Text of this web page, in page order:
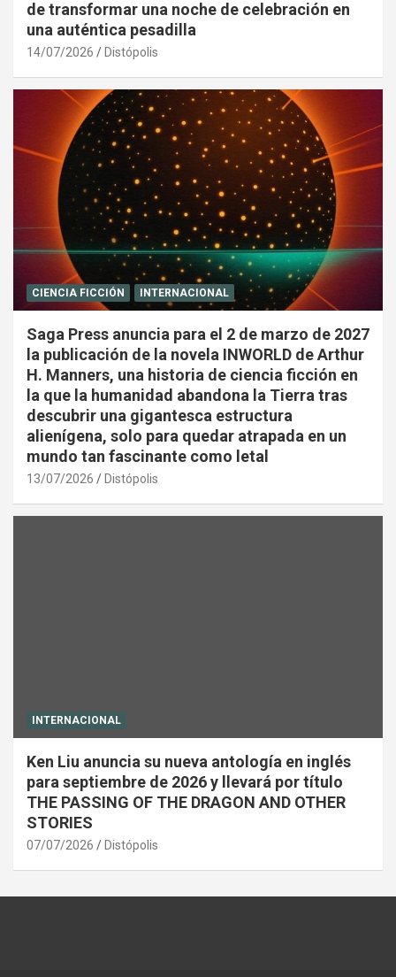
de transformar una noche de celebración en
una auténtica pesadilla
14/07/2026 Distópolis
CIENCIA FICCIÓN INTERNACIONAL
Saga Press anuncia para el 2 de marzo de 2027
la publicación de la novela INWORLD de Arthur
H. Manners, una historia de ciencia ficción en
la que la humanidad abandona la Tierra tras
descubrir una gigantesca estructura
alienígena, solo para quedar atrapada en un
mundo tan fascinante como letal
13/07/2026 Distópolis
INTERNACIONAL
Ken Liu anuncia su nueva antología en inglés
para septiembre de 2026 y llevará por título
THE PASSING OF THE DRAGON AND OTHER
STORIES
07/07/2026 Distópolis